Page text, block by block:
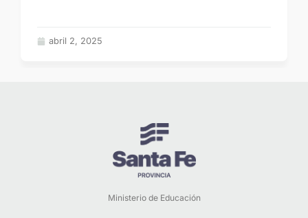
abril 2, 2025
Ministerio de Educación